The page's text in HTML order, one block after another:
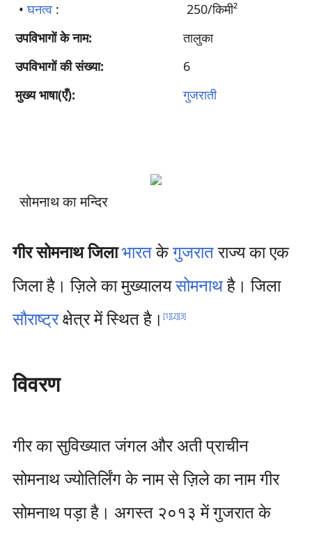
•घनत्व :
250/किमी²
उपविभागों के नाम:
तालुका
उपविभागों की संख्या:
6
मुख्य भाषा(एँ):
गुजराती
सोमनाथ का मन्दिर
गीर सोमनाथ जिलाभारतकेगुजरातराज्य का एक
जिला है। ज़िले का मुख्यालयसोमनाथहै। जिला
सौराष्ट्रक्षेत्र में स्थित है। [1][2][3]
विवरण
गीर का सुविख्यात जंगल और अती प्राचीन
सोमनाथ ज्योतिर्लिंग के नाम से ज़िले का नाम गीर
सोमनाथ पड़ा है। अगस्त २०१३ में गुजरात के